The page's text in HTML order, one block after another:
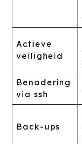
Actieve
veiligheid
Benadering
via ssh
Back-ups